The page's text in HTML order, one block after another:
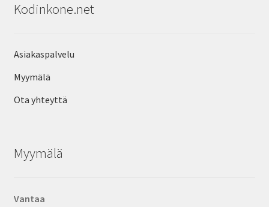
Kodinkone.net
Asiakaspalvelu
Myymälä
Ota yhteyttä
Myymälä
Vantaa